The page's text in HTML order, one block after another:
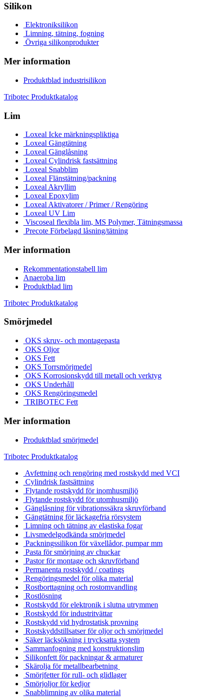
Silikon
Elektroniksilikon
Limning, tätning, fogning
Övriga silikonprodukter
Mer information
Produktblad industrisilikon
Tribotec Produktkatalog
Lim
Loxeal Icke märkningspliktiga
Loxeal Gängtätning
Loxeal Gänglåsning
Loxeal Cylindrisk fastsättning
Loxeal Snabblim
Loxeal Flänstätning/packning
Loxeal Akryllim
Loxeal Epoxylim
Loxeal Aktivatorer / Primer / Rengöring
Loxeal UV Lim
Viscoseal flexibla lim, MS Polymer, Tätningsmassa
Precote Förbelagd låsning/tätning
Mer information
Rekommentationstabell lim
Anaeroba lim
Produktblad lim
Tribotec Produktkatalog
Smörjmedel
OKS skruv- och montagepasta
OKS Oljor
OKS Fett
OKS Torrsmörjmedel
OKS Korrosionskydd till metall och verktyg
OKS Underhåll
OKS Rengöringsmedel
TRIBOTEC Fett
Mer information
Produktblad smörjmedel
Tribotec Produktkatalog
Avfettning och rengöring med rostskydd med VCI
Cylindrisk fastsättning
Flytande rostskydd för inomhusmiljö
Flytande rostskydd för utomhusmiljö
Gänglåsning för vibrationssäkra skruvförband
Gängtätning för läckagefria rörsystem
Limning och tätning av elastiska fogar
Livsmedelgodkända smörjmedel
Packningssilikon för växellådor, pumpar mm
Pasta för smörjning av chuckar
Pastor för montage och skruvförband
Permanenta rostskydd / coatings
Rengöringsmedel för olika material
Rostborttagning och rostomvandling
Rostlösning
Rostskydd för elektronik i slutna utrymmen
Rostskydd för industritvättar
Rostskydd vid hydrostatisk provning
Rostskyddstillsatser för oljor och smörjmedel
Säker läcksökning i trycksatta system
Sammanfogning med konstruktionslim
Silikonfett för packningar & armaturer
Skärolja för metallbearbetning
Smörjfetter för rull- och glidlager
Smörjoljor för kedjor
Snabblimning av olika material